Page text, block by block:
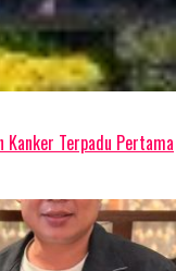
Kanker Terpadu Pertama